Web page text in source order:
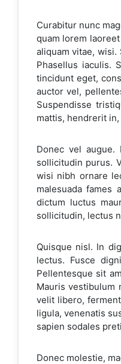
Curabitur nunc
quam lorem
aliquam vitae,
Phasellus iaculis.
tincidunt eget,
auctor vel,
Suspendisse
mattis, hendrerit
Donec vel augue.
sollicitudin purus.
wisi nibh ornare
malesuada fames
dictum luctus
sollicitudin, lectus
Quisque nisl. In
lectus. Fusce
Pellentesque sit
Mauris vestibulum
velit libero,
ligula, venenatis
sapien sodales
Donec molestie,